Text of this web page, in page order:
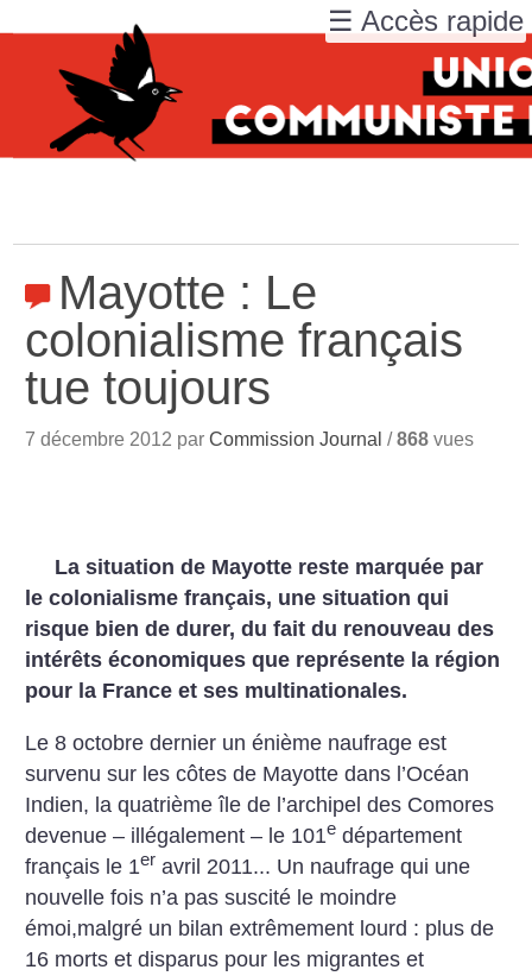
Mayotte : Le
colonialisme français
tue toujours
7 décembre 2012 parCommission Journal /868 vues
La situation de Mayotte reste marquée par
le colonialisme français, une situation qui
risque bien de durer, du fait du renouveau des
intérêts économiques que représente la région
pour la France et ses multinationales.
Le 8 octobre dernier un énième naufrage est
survenu sur les côtes de Mayotte dans l’Océan
Indien, la quatrième île de l’archipel des Comores
devenue – illégalement – le 101e département
français le 1er avril 2011... Un naufrage qui une
nouvelle fois n’a pas suscité le moindre
émoi,malgré un bilan extrêmement lourd : plus de
16 morts et disparus pour les migrantes et
☰ Accès rapide